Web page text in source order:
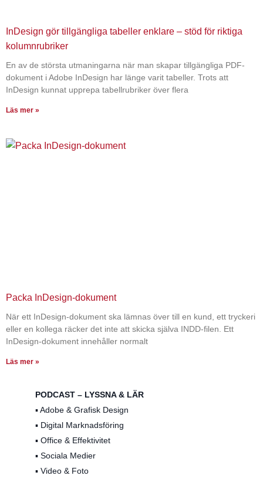
PODCAST – LYSSNA & LÄR
▪️ Adobe & Grafisk Design
▪️ Digital Marknadsföring
▪️ Office & Effektivitet
▪️ Sociala Medier
▪️ Video & Foto
InDesign gör tillgängliga tabeller enklare – stöd för riktiga
kolumnrubriker
En av de största utmaningarna när man skapar tillgängliga PDF-
dokument i Adobe InDesign har länge varit tabeller. Trots att
InDesign kunnat upprepa tabellrubriker över flera
Läs mer »
Packa InDesign-dokument
När ett InDesign-dokument ska lämnas över till en kund, ett tryckeri
eller en kollega räcker det inte att skicka själva INDD-filen. Ett
InDesign-dokument innehåller normalt
Läs mer »